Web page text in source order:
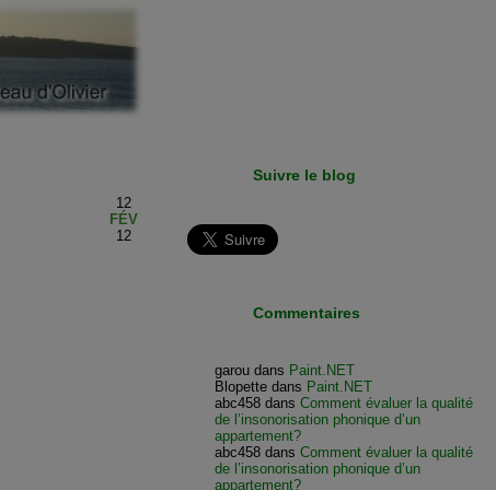
12
FÉV
12
Suivre le blog
Commentaires
garoudans Paint.NET
Blopettedans Paint.NET
abc458dans Comment évaluer la qualité
de l’insonorisation phonique d’un
appartement?
abc458dans Comment évaluer la qualité
de l’insonorisation phonique d’un
appartement?